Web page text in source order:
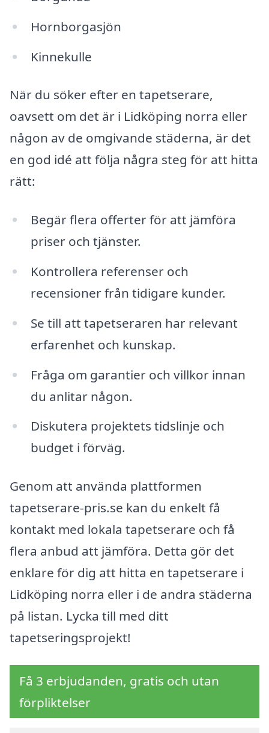
Hornborgasjön
Kinnekulle
När du söker efter en tapetserare,
oavsett om det är i Lidköping norra eller
någon av de omgivande städerna, är det
en god idé att följa några steg för att hitta
rätt:
Begär flera offerter för att jämföra
priser och tjänster.
Kontrollera referenser och
recensioner från tidigare kunder.
Se till att tapetseraren har relevant
erfarenhet och kunskap.
Fråga om garantier och villkor innan
du anlitar någon.
Diskutera projektets tidslinje och
budget i förväg.
Genom att använda plattformen
tapetserare-pris.se kan du enkelt få
kontakt med lokala tapetserare och få
flera anbud att jämföra. Detta gör det
enklare för dig att hitta en tapetserare i
Lidköping norra eller i de andra städerna
på listan. Lycka till med ditt
tapetseringsprojekt!
Få 3 erbjudanden, gratis och utan
förpliktelser